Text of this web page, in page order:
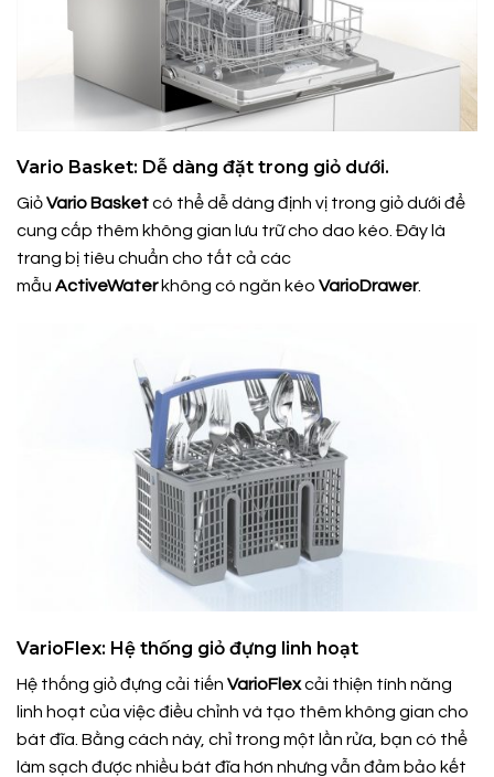
Vario Basket: Dễ dàng đặt trong giỏ dưới.
GiỏVario Basketcó thể dễ dàng định vị trong giỏ dưới để
cung cấp thêm không gian lưu trữ cho dao kéo. Đây là
trang bị tiêu chuẩn cho tất cả các
mẫu ActiveWaterkhông có ngăn kéo VarioDrawer.
VarioFlex: Hệ thống giỏ đựng linh hoạt
Hệ thống giỏ đựng cải tiến VarioFlexcải thiện tính năng
linh hoạt của việc điều chỉnh và tạo thêm không gian cho
bát đĩa. Bằng cách này, chỉ trong một lần rửa, bạn có thể
làm sạch được nhiều bát đĩa hơn nhưng vẫn đảm bảo kết